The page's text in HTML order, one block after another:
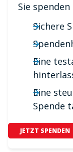
Sie
Sichere
Eine
Eine
Spende
JETZT SPENDEN